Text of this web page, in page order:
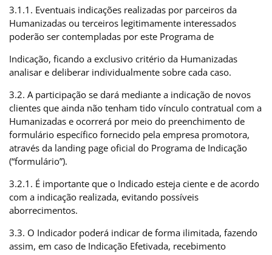
3.1.1. Eventuais indicações realizadas por parceiros da
Humanizadas ou terceiros legitimamente interessados
poderão ser contempladas por este Programa de
Indicação, ficando a exclusivo critério da Humanizadas
analisar e deliberar individualmente sobre cada caso.
3.2. A participação se dará mediante a indicação de novos
clientes que ainda não tenham tido vínculo contratual com a
Humanizadas e ocorrerá por meio do preenchimento de
formulário específico fornecido pela empresa promotora,
através da landing page oficial do Programa de Indicação
(“formulário”).
3.2.1. É importante que o Indicado esteja ciente e de acordo
com a indicação realizada, evitando possíveis
aborrecimentos.
3.3. O Indicador poderá indicar de forma ilimitada, fazendo
assim, em caso de Indicação Efetivada, recebimento